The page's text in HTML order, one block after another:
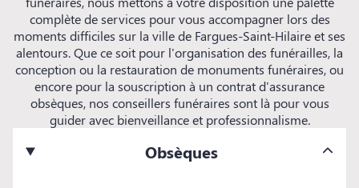
complète de services pour vous accompagner lors des
moments difficiles sur la ville de Fargues-Saint-Hilaire et ses
alentours. Que ce soit pour l'organisation des funérailles, la
conception ou la restauration de monuments funéraires, ou
encore pour la souscription à un contrat d'assurance
obsèques, nos conseillers funéraires sont là pour vous
guider avec bienveillance et professionnalisme.
Obsèques